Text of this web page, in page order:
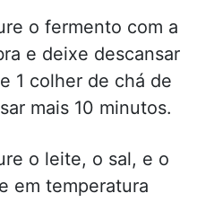
o fermento com a
e deixe descansar
1 colher de chá de
mais 10 minutos.
o leite, o sal, e o
em temperatura